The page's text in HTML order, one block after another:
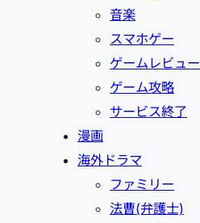
音楽
スマホゲー
ゲームレビュー
ゲーム攻略
サービス終了
漫画
海外ドラマ
ファミリー
法曹(弁護士)